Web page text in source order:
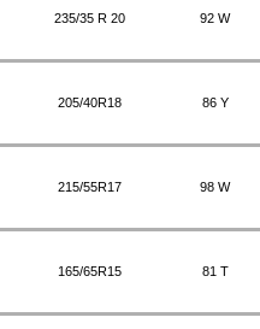
235/35 R 20 92 W
205/40R18 86 Y
215/55R17 98 W
165/65R15 81 T